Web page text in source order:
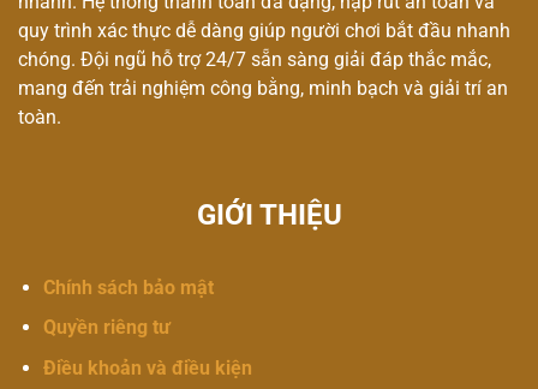
quy trình xác thực dễ dàng giúp người chơi bắt đầu nhanh
chóng. Đội ngũ hỗ trợ 24/7 sẵn sàng giải đáp thắc mắc,
mang đến trải nghiệm công bằng, minh bạch và giải trí an
toàn.
GIỚI THIỆU
Chính sách bảo mật
Quyền riêng tư
Điều khoản và điều kiện